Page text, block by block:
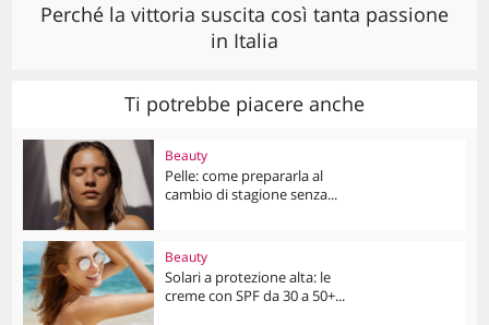
Perché la vittoria suscita così tanta passione
in Italia
Ti potrebbe piacere anche
Beauty
Pelle: come prepararla al
cambio di stagione senza...
Beauty
Solari a protezione alta: le
creme con SPF da 30 a 50+...